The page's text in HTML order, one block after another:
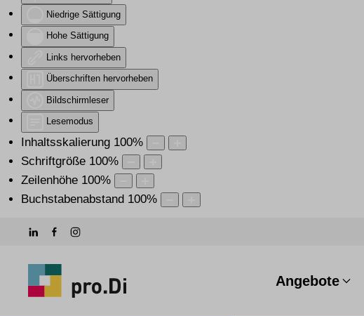
Niedrige Sättigung
Hohe Sättigung
Links hervorheben
Überschriften hervorheben
Bildschirmleser
Lesemodus
Inhaltsskalierung 100%
Schriftgröße 100%
Zeilenhöhe 100%
Buchstabenabstand 100%
Angebote